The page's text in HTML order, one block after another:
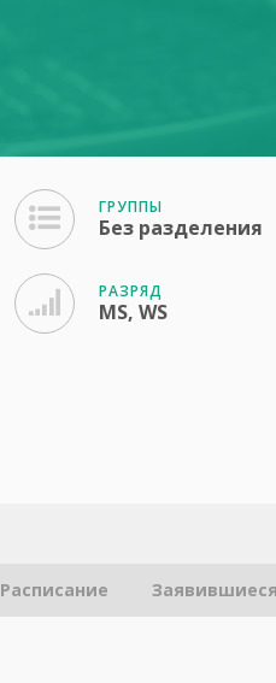
ГРУППЫ
Без разделения
РАЗРЯД
MS, WS
Расписание